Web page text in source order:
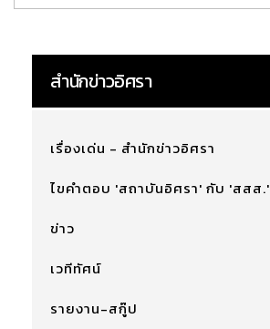
สำนักข่าวอิศรา
เรื่องเด่น - สำนักข่าวอิศรา
ไขคำตอบ 'สถาบันอิศรา' กับ 'สสส.'
ข่าว
เวทีทัศน์
รายงาน-สกู๊ป